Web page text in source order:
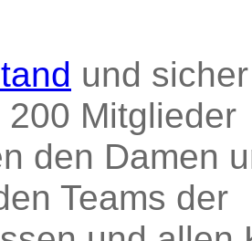
und
Mitglieder
den Damen
Teams der